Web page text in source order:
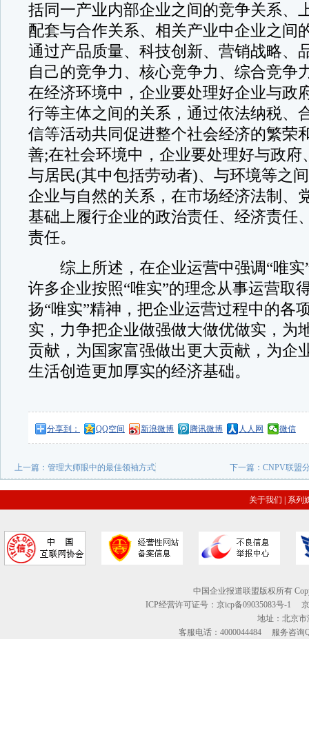
括同一产业内部企业之间的竞争关系、
配套与合作关系、相关产业中企业之间
通过产品质量、科技创新、营销战略、
自己的竞争力、核心竞争力、综合竞争
在经济环境中，企业要处理好企业与政
行等主体之间的关系，通过依法纳税、
信等活动共同促进整个社会经济的繁荣
善;在社会环境中，企业要处理好与政府
与居民(其中包括劳动者)、与环境等之
企业与自然的关系，在市场经济法制、
基础上履行企业的政治责任、经济责任
责任。
综上所述，在企业运营中强调“唯实
许多企业按照“唯实”的理念从事运营取
扬“唯实”精神，把企业运营过程中的各
实，力争把企业做强做大做优做实，为
贡献，为国家富强做出更大贡献，为企
生活创造更加厚实的经济基础。
分享到： QQ空间 新浪微博 腾讯微博 人人网 微信
上一篇： 管理大师眼中的最佳领袖方式 下一篇：CNPV联盟
关于我们 系列
中国企业报道联盟版权所有
ICP经营许可证号：京icp备09035083号-1
地址：北京市
客服电话：4000044484 服务咨询